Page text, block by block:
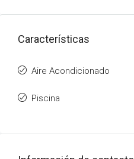
Características
Aire Acondicionado
Piscina